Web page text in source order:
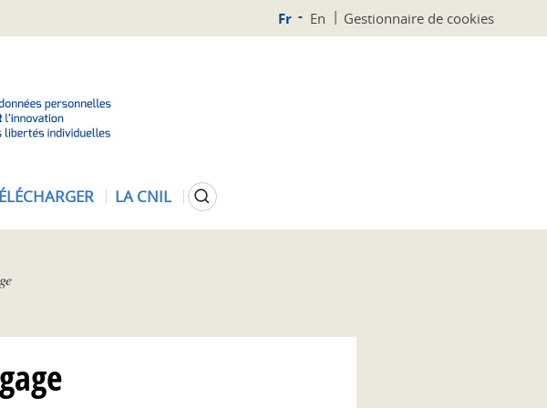
Fr En Gestionnaire de cookies
LA CNIL Rechercher